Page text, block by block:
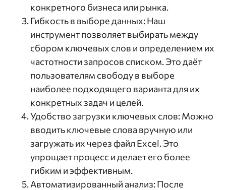
конкретного бизнеса или рынка.
Гибкость в выборе данных: Наш
инструмент позволяет выбирать между
сбором ключевых слов и определением их
частотности запросов списком. Это даёт
пользователям свободу в выборе
наиболее подходящего варианта для их
конкретных задач и целей.
Удобство загрузки ключевых слов: Можно
вводить ключевые слова вручную или
загружать их через файл Excel. Это
упрощает процесс и делает его более
гибким и эффективным.
Автоматизированный анализ: После